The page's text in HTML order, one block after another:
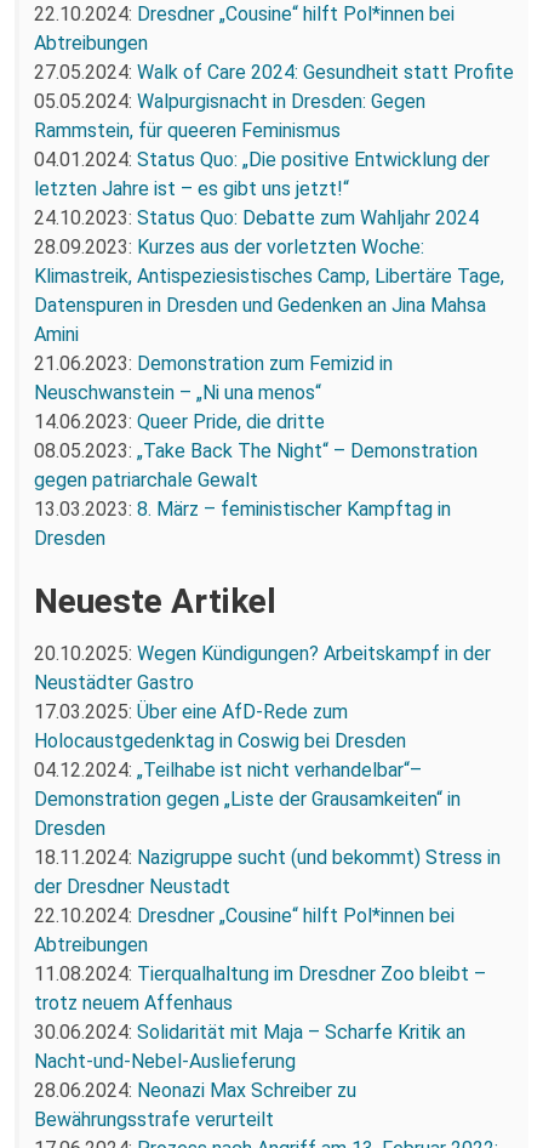
22.10.2024: Dresdner „Cousine“ hilft Pol*innen bei
Abtreibungen
27.05.2024: Walk of Care 2024: Gesundheit statt Profite
05.05.2024: Walpurgisnacht in Dresden: Gegen
Rammstein, für queeren Feminismus
04.01.2024: Status Quo: „Die positive Entwicklung der
letzten Jahre ist – es gibt uns jetzt!“
24.10.2023: Status Quo: Debatte zum Wahljahr 2024
28.09.2023: Kurzes aus der vorletzten Woche:
Klimastreik, Antispeziesistisches Camp, Libertäre Tage,
Datenspuren in Dresden und Gedenken an Jina Mahsa
Amini
21.06.2023: Demonstration zum Femizid in
Neuschwanstein – „Ni una menos“
14.06.2023: Queer Pride, die dritte
08.05.2023: „Take Back The Night“ – Demonstration
gegen patriarchale Gewalt
13.03.2023: 8. März – feministischer Kampftag in
Dresden
Neueste Artikel
20.10.2025: Wegen Kündigungen? Arbeitskampf in der
Neustädter Gastro
17.03.2025: Über eine AfD-Rede zum
Holocaustgedenktag in Coswig bei Dresden
04.12.2024: „Teilhabe ist nicht verhandelbar“–
Demonstration gegen „Liste der Grausamkeiten“ in
Dresden
18.11.2024: Nazigruppe sucht (und bekommt) Stress in
der Dresdner Neustadt
22.10.2024: Dresdner „Cousine“ hilft Pol*innen bei
Abtreibungen
11.08.2024: Tierqualhaltung im Dresdner Zoo bleibt –
trotz neuem Affenhaus
30.06.2024: Solidarität mit Maja – Scharfe Kritik an
Nacht-und-Nebel-Auslieferung
28.06.2024: Neonazi Max Schreiber zu
Bewährungsstrafe verurteilt